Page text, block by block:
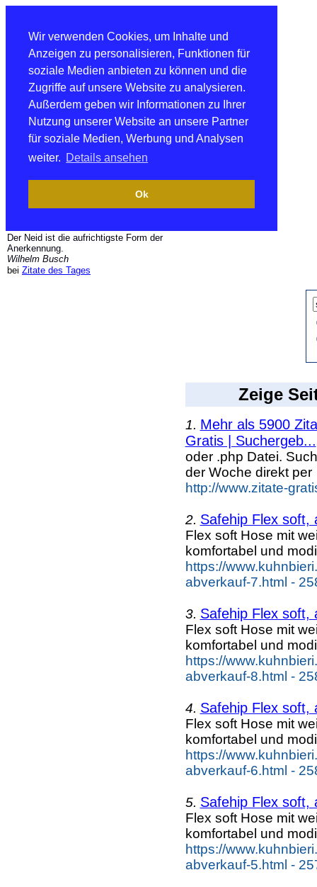
Wir verwenden Cookies, um Inhalte und
Anzeigen zu personalisieren, Funktionen für
soziale Medien anbieten zu können und die
Zugriffe auf unsere Website zu analysieren.
Außerdem geben wir Informationen zu Ihrer
Nutzung unserer Website an unsere Partner
für soziale Medien, Werbung und Analysen
weiter. Details ansehen
Ok
Der Neid ist die aufrichtigste Form der
Anerkennung.
Wilhelm Busch
bei Zitate des Tages
Zeige
1. Mehr als 5900
Gratis | Suchergeb...
oder .php Datei.
der Woche direkt per
http://www.zitate-
2. Safehip Flex soft,
Flex soft Hose mit
komfortabel und
https://
abverkauf-7.html -
3. Safehip Flex soft,
Flex soft Hose mit
komfortabel und
https://
abverkauf-8.html -
4. Safehip Flex soft,
Flex soft Hose mit
komfortabel und
https://
abverkauf-6.html -
5. Safehip Flex soft,
Flex soft Hose mit
komfortabel und
https://
abverkauf-5.html -